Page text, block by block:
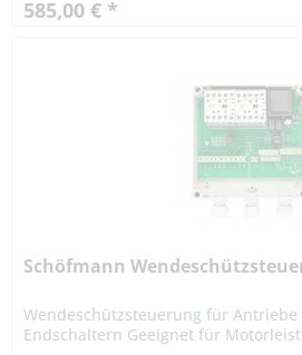
585,00 € *
Schöfmann
Wendeschützsteuerung für
Endschaltern Geeignet für